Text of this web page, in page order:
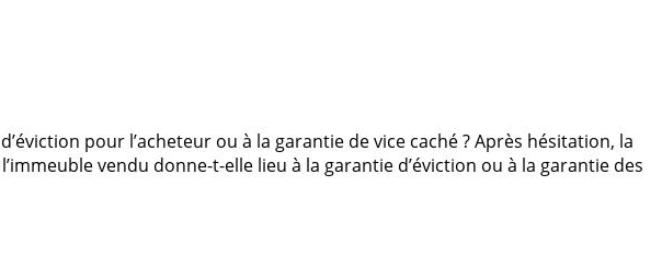
pour l’acheteur ou à la garantie de vice caché ? Après hésitation, la
vendu donne-t-elle lieu à la garantie d’éviction ou à la garantie des